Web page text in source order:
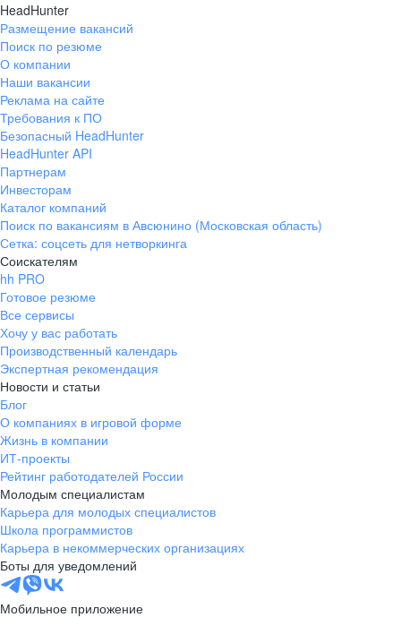
HeadHunter
Размещение вакансий
Поиск по резюме
О компании
Наши вакансии
Реклама на сайте
Требования к ПО
Безопасный HeadHunter
HeadHunter API
Партнерам
Инвесторам
Каталог компаний
Поиск по вакансиям в Авсюнино (Московская область)
Сетка: соцсеть для нетворкинга
Соискателям
hh PRO
Готовое резюме
Все сервисы
Хочу у вас работать
Производственный календарь
Экспертная рекомендация
Новости и статьи
Блог
О компаниях в игровой форме
Жизнь в компании
ИТ-проекты
Рейтинг работодателей России
Молодым специалистам
Карьера для молодых специалистов
Школа программистов
Карьера в некоммерческих организациях
Боты для уведомлений
Мобильное приложение